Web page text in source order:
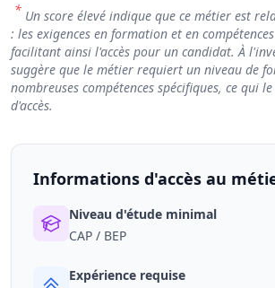
* Un score élevé indique que ce métier est
: les exigences en formation et en
facilitant ainsi l'accès pour un candidat. À
suggère que le métier requiert un niveau de
nombreuses compétences spécifiques, ce qui
d'accès.
Informations d'accès au
Niveau d'étude minimal
CAP / BEP
Expérience requise